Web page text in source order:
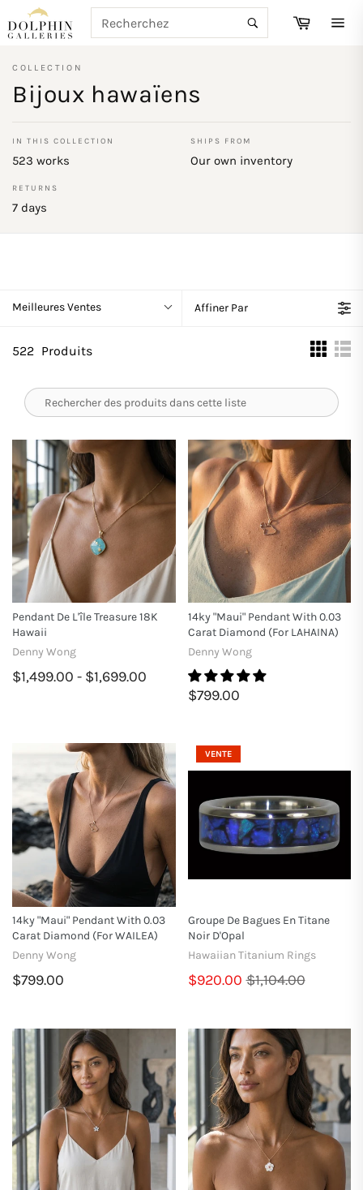
Passer
au
contenu
Recherche
Panier
COLLECTION
Bijoux hawaïens
IN THIS COLLECTION
523 works
SHIPS FROM
Our own inventory
RETURNS
7 days
Meilleures Ventes Affiner Par
522 Produits
Pendant De L'île Treasure 18K
Hawaii
Denny Wong
$1,499.00 - $1,699.00
14ky "Maui" Pendant With 0.03
Carat Diamond (for LAHAINA)
Denny Wong
$799.00
14ky "Maui" Pendant With 0.03
Carat Diamond (for WAILEA)
Denny Wong
$799.00
VENTE
Groupe De Bagues En Titane
Noir D'Opal
Hawaiian Titanium Rings
$920.00 $1,104.00